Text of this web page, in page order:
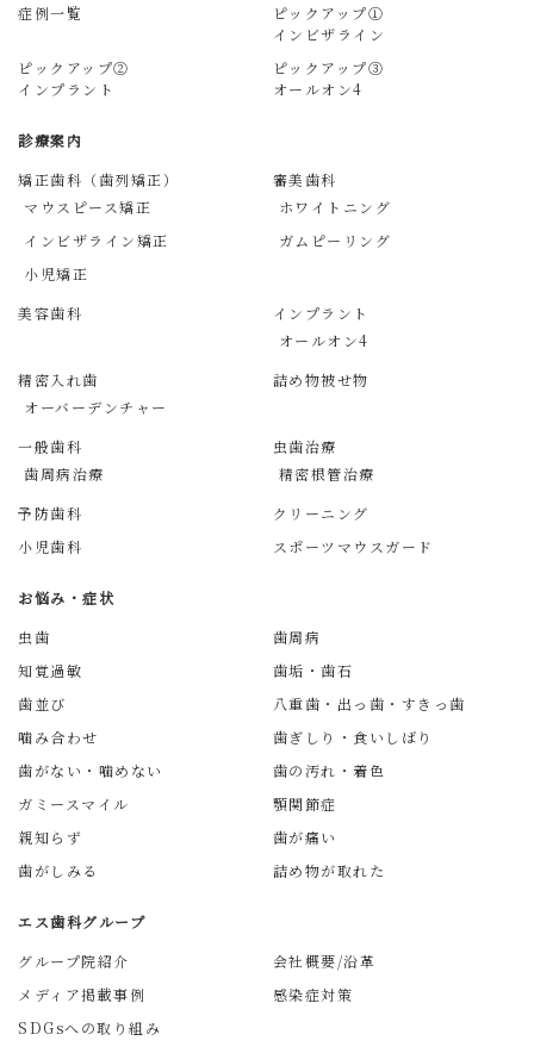
症例一覧
ピックアップ①
インビザライン
ピックアップ②
インプラント
ピックアップ③
オールオン4
診療案内
矯正歯科（歯列矯正）
マウスピース矯正
インビザライン矯正
小児矯正
審美歯科
ホワイトニング
ガムピーリング
美容歯科
インプラント
オールオン4
精密入れ歯
オーバーデンチャー
詰め物被せ物
一般歯科
歯周病治療
虫歯治療
精密根管治療
予防歯科
クリーニング
小児歯科
スポーツマウスガード
お悩み・症状
虫歯
歯周病
知覚過敏
歯垢・歯石
歯並び
八重歯・出っ歯・すきっ歯
噛み合わせ
歯ぎしり・食いしばり
歯がない・噛めない
歯の汚れ・着色
ガミースマイル
顎関節症
親知らず
歯が痛い
歯がしみる
詰め物が取れた
エス歯科グループ
グループ院紹介
会社概要/沿革
メディア掲載事例
感染症対策
SDGsへの取り組み